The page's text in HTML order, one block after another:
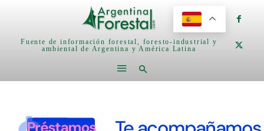
Fuente de información forestal, foresto-industrial y
ambiental de Argentina y América Latina